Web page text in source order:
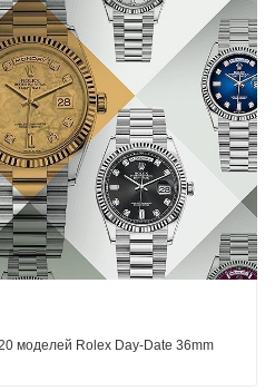
моделей Rolex Day-Date 36mm